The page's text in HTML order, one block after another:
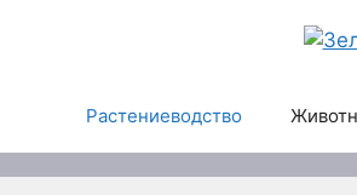
Растениеводство